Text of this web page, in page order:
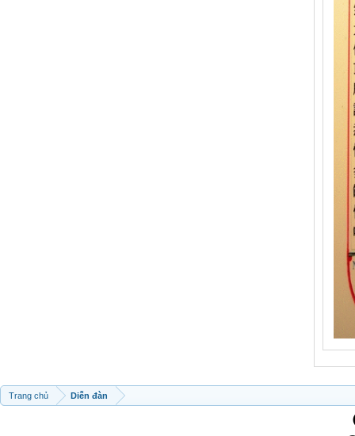
Trang chủ Diễn đàn